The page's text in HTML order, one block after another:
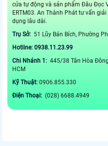
cửa tự động và sản phẩm Đâu Đọc
ERTM03. An Thành Phát tư vấn
dụng lâu dài.
Trụ Sở: 51 Lũy Bán Bích, Phường
Hotline: 0938.11.23.99
Chi Nhánh 1: 445/38 Tân Hòa
HCM
Kỹ Thuật: 0906.855.330
Điện Thoại: (028) 6688.4949